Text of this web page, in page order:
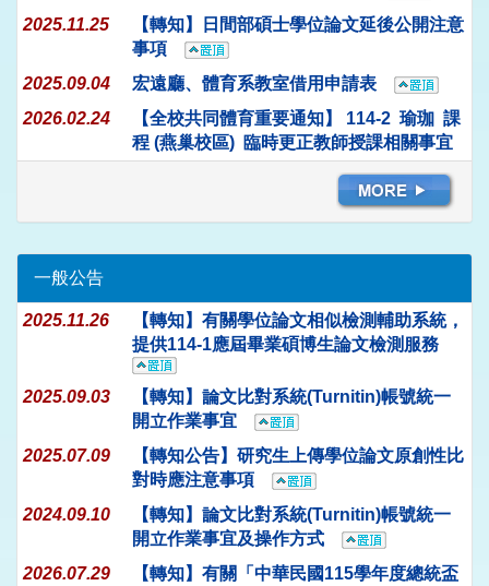
2025.11.25
【轉知】日間部碩士學位論文延後公開注意
事項
2025.09.04
宏遠廳、體育系教室借用申請表
2026.02.24
【全校共同體育重要通知】 114-2 瑜珈 課
程 (燕巢校區) 臨時更正教師授課相關事宜
一般公告
2025.11.26
【轉知】有關學位論文相似檢測輔助系統，
提供114-1應屆畢業碩博生論文檢測服務
2025.09.03
【轉知】論文比對系統(Turnitin)帳號統一
開立作業事宜
2025.07.09
【轉知公告】研究生上傳學位論文原創性比
對時應注意事項
2024.09.10
【轉知】論文比對系統(Turnitin)帳號統一
開立作業事宜及操作方式
2026.07.29
【轉知】有關「中華民國115學年度總統盃